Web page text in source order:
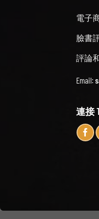
電子
臉書
評論
Email:
連接